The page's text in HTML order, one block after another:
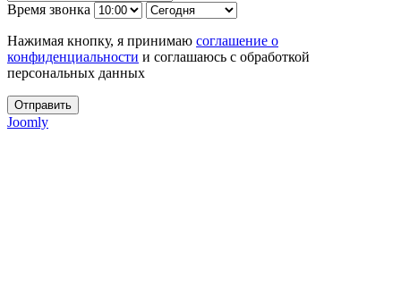
Время звонка
Нажимая кнопку, я принимаю соглашение о
конфиденциальности и соглашаюсь с обработкой
персональных данных
Отправить
Joomly